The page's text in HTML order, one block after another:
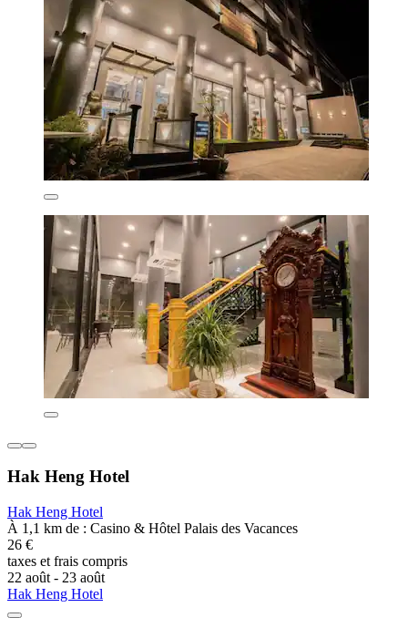
Hak Heng Hotel
Hak Heng Hotel
À 1,1 km de : Casino & Hôtel Palais des Vacances
26 €
taxes et frais compris
22 août - 23 août
Hak Heng Hotel